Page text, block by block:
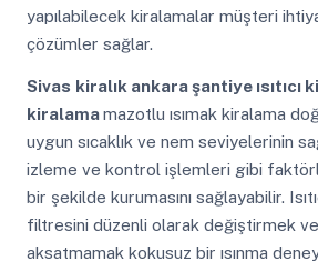
yapılabilecek kiralamalar müşteri
çözümler sağlar.
Sivas kiralık ankara şantiye ısıtıcı
kiralamamazotlu ısımak kiralama
uygun sıcaklık ve nem seviyelerinin
izleme ve kontrol işlemleri gibi
bir şekilde kurumasını sağlayabilir.
filtresini düzenli olarak değiştirmek ve
aksatmamak kokusuz bir ısınma